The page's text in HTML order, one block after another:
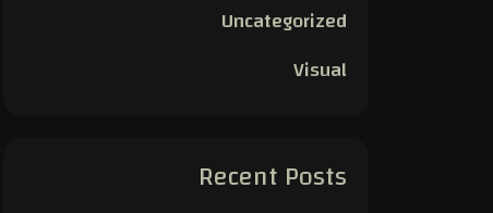
Uncategorized
Visual
Recent Posts